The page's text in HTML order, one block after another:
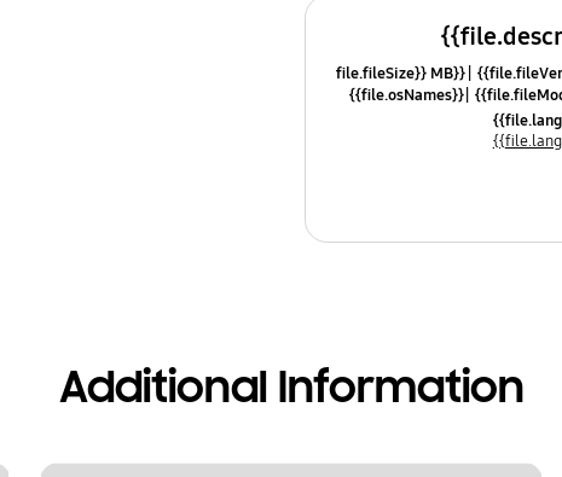
{{file.fileSize}} MB
{{file.osNames}}
Additional Information